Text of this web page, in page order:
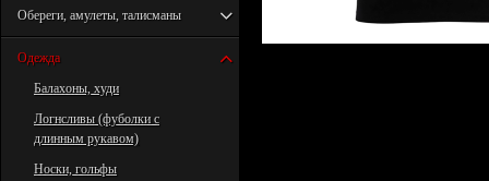
Обереги, амулеты, талисманы
Одежда
Балахоны, худи
Логнсливы (фуболки с
длинным рукавом)
Носки, гольфы